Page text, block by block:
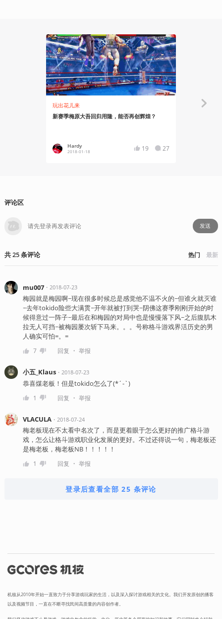
玩出花儿来
新赛季梅原大吾回归用隆，能否再创辉煌？
Hardy
2018-01-18 19 27
玩出花儿来
评论区
发送
共25条评论 热门 最新
mu007・ 2018-07-23
梅园就是梅园啊~现在很多时候总是感觉他不温不火的~但谁火就灭谁
~去年tokido险些大满贯~开年就被打到哭~阴佛这赛季刚刚开始的时
候得意过一阵子~最后在和梅园的对局中也是慢慢落下风~之后腹肌木
拉无人可挡~被梅园屡次斩下马来。。。号称格斗游戏界活历史的男
人确实可怕=。=
7 回复 ・ 举报
小五_Klaus・ 2018-07-23
恭喜煤老板！但是tokido怎么了(*´-`)
1 回复 ・ 举报
VLACULA・ 2018-07-24
梅老板现在不太看中名次了，而是更着眼于怎么更好的推广格斗游
戏，怎么让格斗游戏职业化发展的更好。不过还得说一句，梅老板还
是梅老板，梅老板NB！！！！！
1 回复 ・ 举报
登录后查看全部 25 条评论
机核从2010年开始一直致力于分享游戏玩家的生活，以及深入探讨游戏相关的文化。我们开发原创的播客
以及视频节目，一直在不断寻找民间高质量的内容创作者。